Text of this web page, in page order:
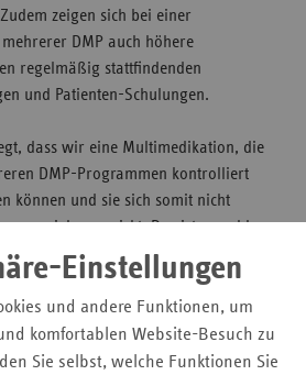
Einstellungen
und andere Funktionen, um
komfortablen Website-Besuch zu
Sie selbst, welche Funktionen Sie
zeigen sich bei einer
DMP auch höhere
regelmäßig stattfindenden
und Patienten-Schulungen.
dass wir eine Multimedikation, die
DMP-Programmen kontrolliert
können und sie sich somit nicht
auswirkt. Das ist sowohl
für die Behandler eine sehr gute
Carsten König, stellvertretender
der Kassenärztlichen Vereinigung